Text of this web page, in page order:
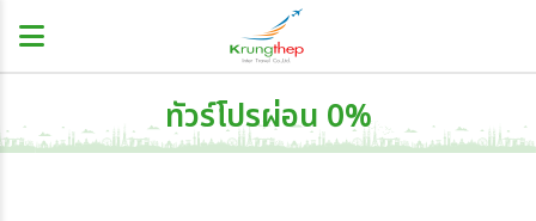
ทัวร์โปรผ่อน 0%